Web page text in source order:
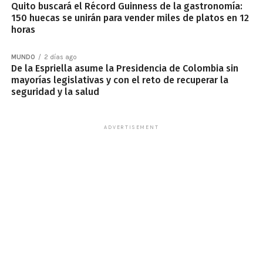
Quito buscará el Récord Guinness de la gastronomía:
150 huecas se unirán para vender miles de platos en 12
horas
MUNDO 2 días ago
De la Espriella asume la Presidencia de Colombia sin
mayorías legislativas y con el reto de recuperar la
seguridad y la salud
ADVERTISEMENT